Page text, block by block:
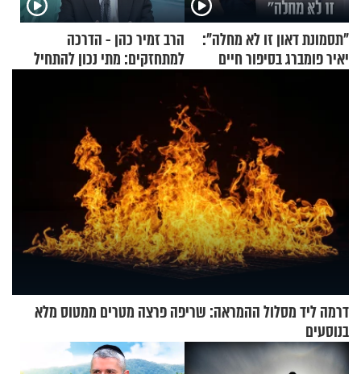
"תסמונת דאון זו לא מחלה":
יאיר פומברג בסיפור חיים
הרב זמיר כהן - הדרכה
למתחזקים: מתי נכון להתחיל
דרמה ליד מסלול ההמראה: שריפה פרצה מטרים ממטוס מלא
בנוסעים